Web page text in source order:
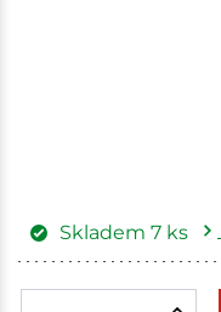
Skladem 7 ks